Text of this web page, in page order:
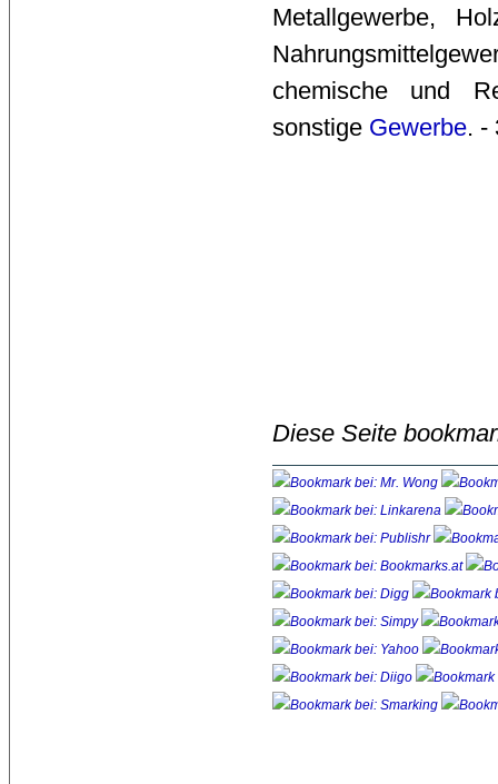
Metallgewerbe,
chemische und
sonstige Gewerbe. -
Diese Seite